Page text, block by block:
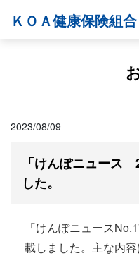
ＫＯＡ健康保険組合
2023/08/09
「けんぽニュー
した。
「けんぽニュース
載しました。主な内容